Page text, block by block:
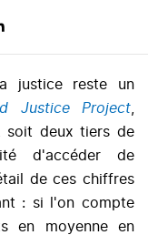
justice reste un
Justice Project
soit deux tiers de
d'accéder de
de ces chiffres
: si l'on compte
en moyenne en